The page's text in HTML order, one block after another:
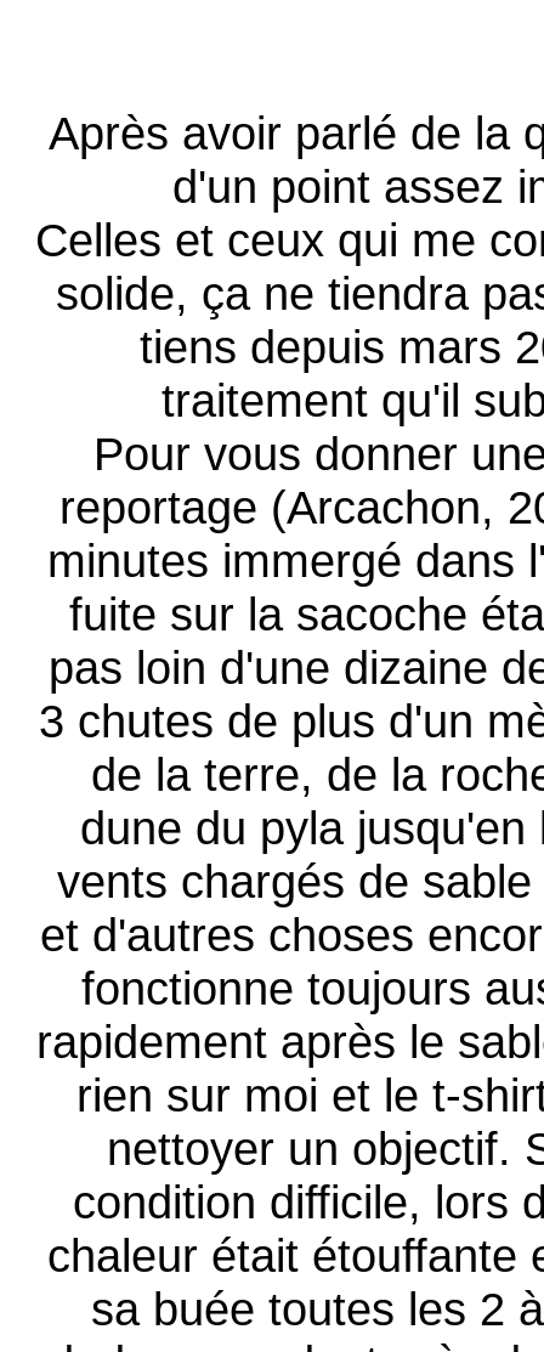
Après avoir parlé de la
d'un point assez
Celles et ceux qui me
solide, ça ne tiendra
tiens depuis mars
traitement qu'il
Pour vous donner
reportage (Arcachon,
minutes immergé dans
fuite sur la sacoche
pas loin d'une dizaine
3 chutes de plus d'un
de la terre, de la
dune du pyla
vents chargés de
et d'autres choses
fonctionne toujours
rapidement après le
rien sur moi et le t-
nettoyer un objectif.
condition difficile, lors
chaleur était étouffante
sa buée toutes les 2